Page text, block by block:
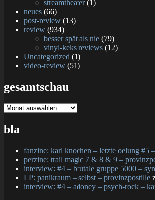
streamtheater(1)
neues (66)
post-review (13)
review (934)
besser spät als nie (79)
vinyl-keks reviews (12)
Uncategorized (1)
video-review (51)
gesamtschau
gesamtschau
bla
fanzine: karl knochen – letzte oelung #5
perzine: trail magic 7 & 8 & 9 –
interview: #4 – brutale gruppe 5000 –
LP: panikraum – selbst – provinzpostille
interview: #4 – adoney – psych-rock –